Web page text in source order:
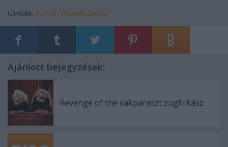
Címkék: horror tévéelőzetes
Ajánlott bejegyzések:
Revenge of the vakparaszt zugfirkász